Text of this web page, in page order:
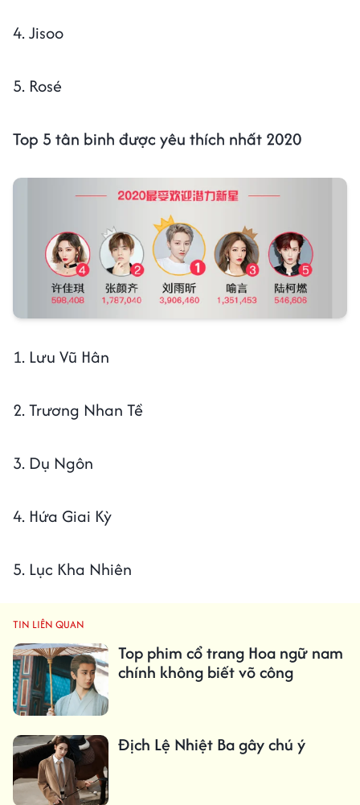
4. Jisoo
5. Rosé
Top 5 tân binh được yêu thích nhất 2020
1. Lưu Vũ Hân
2. Trương Nhan Tề
3. Dụ Ngôn
4. Hứa Giai Kỳ
5. Lục Kha Nhiên
TIN LIÊN QUAN
Top phim cổ trang Hoa ngữ nam
chính không biết võ công
Địch Lệ Nhiệt Ba gây chú ý